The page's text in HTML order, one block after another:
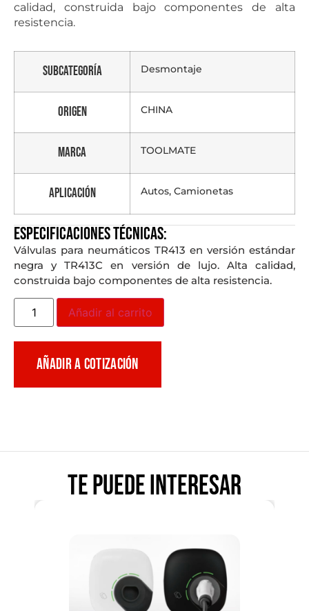
calidad, construida bajo componentes de alta
resistencia.
Subcategoría Desmontaje
Origen CHINA
Marca TOOLMATE
Aplicación Autos, Camionetas
Especificaciones técnicas:
Válvulas para neumáticos TR413 en versión estándar
negra y TR413C en versión de lujo. Alta calidad,
construida bajo componentes de alta resistencia.
Añadir al carrito
AÑADIR A COTIZACIÓN
Te puede interesar